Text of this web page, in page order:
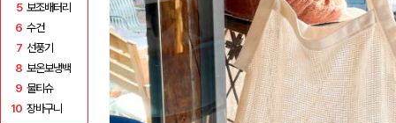
5 보조배터리
6 수건
7 선풍기
8 보온보냉백
9 물티슈
10 장바구니